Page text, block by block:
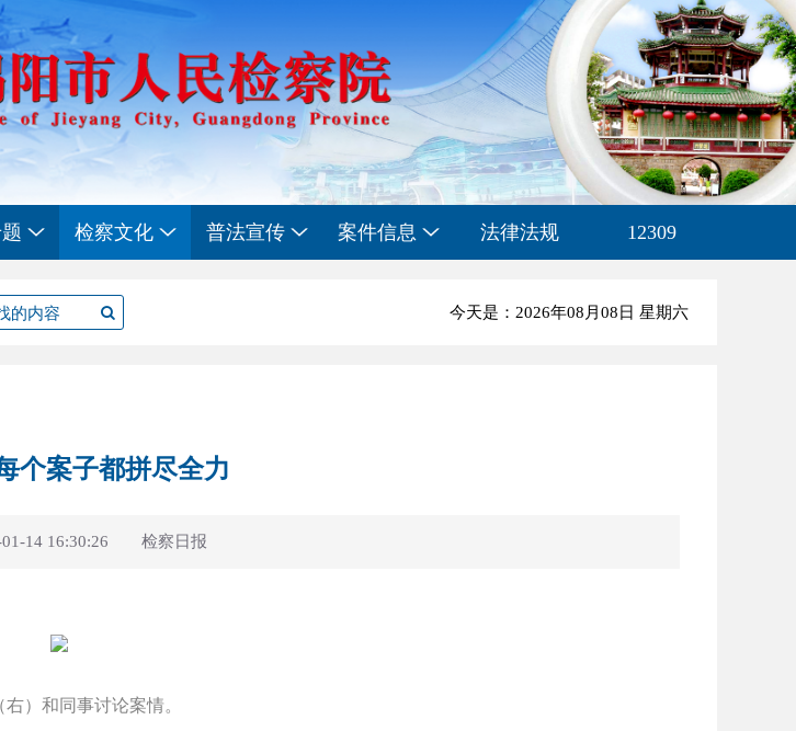
检察文化 普法宣传 案件信息 法律法规 12309
今天是：2026年08月08日 星期六
个案子都拼尽全力
01-14 16:30:26 检察日报
右）和同事讨论案情。